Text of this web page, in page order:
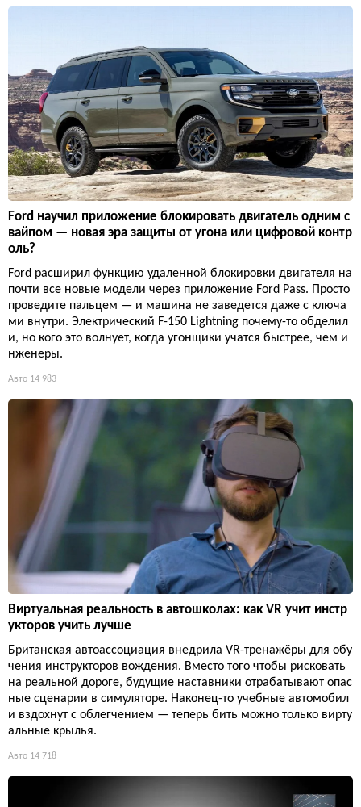
Ford научил приложение блокировать двигатель одним с
вайпом — новая эра защиты от угона или цифровой контр
оль?
Ford расширил функцию удаленной блокировки двигателя на
почти все новые модели через приложение Ford Pass. Просто
проведите пальцем — и машина не заведется даже с ключа
ми внутри. Электрический F-150 Lightning почему-то обделил
и, но кого это волнует, когда угонщики учатся быстрее, чем и
нженеры.
Авто 14 983
Виртуальная реальность в автошколах: как VR учит инстр
укторов учить лучше
Британская автоассоциация внедрила VR-тренажёры для обу
чения инструкторов вождения. Вместо того чтобы рисковать
на реальной дороге, будущие наставники отрабатывают опас
ные сценарии в симуляторе. Наконец-то учебные автомобил
и вздохнут с облегчением — теперь бить можно только вирту
альные крылья.
Авто 14 718